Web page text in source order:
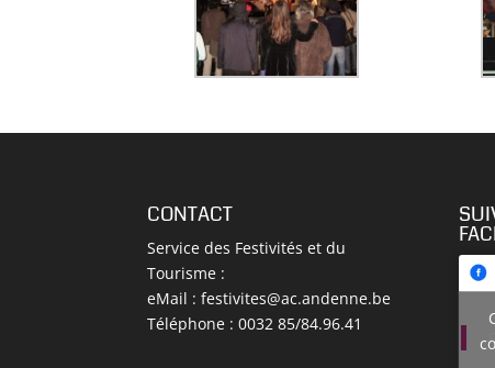
CONTACT
Service des Festivités et du
Tourisme :
eMail :festivites@ac.andenne.be
Téléphone : 0032 85/84.96.41